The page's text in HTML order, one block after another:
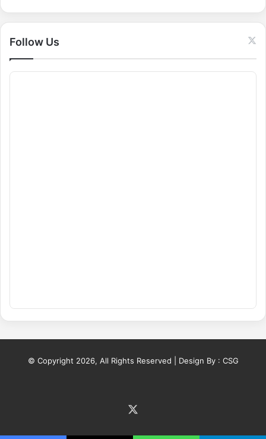
r
:
Follow Us
© Copyright 2026, All Rights Reserved | Design By : CSG